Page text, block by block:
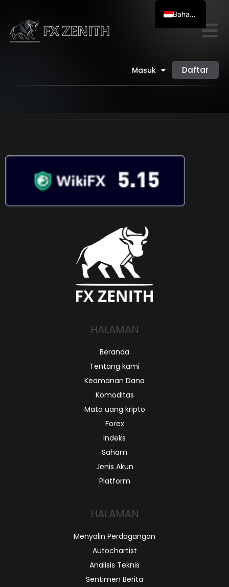
Masuk Daftar
HALAMAN
Beranda
Tentang kami
Keamanan Dana
Komoditas
Mata uang kripto
Forex
Indeks
Saham
Jenis Akun
Platform
HALAMAN
Menyalin Perdagangan
Autochartist
Analisis Teknis
Sentimen Berita
Bahasa Indonesia
English
Bahasa Melayu